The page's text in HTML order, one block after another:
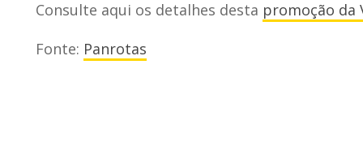
Consulte aqui os detalhes desta promoção da
Fonte: Panrotas